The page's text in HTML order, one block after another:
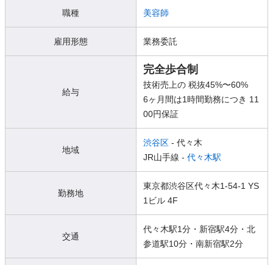
職種 美容師
雇用形態 業務委託
給与
完全歩合制
技術売上の 税抜45%〜60%
6ヶ月間は1時間勤務につき 11
00円保証
地域
渋谷区 - 代々木
JR山手線 - 代々木駅
勤務地
東京都渋谷区代々木1-54-1 YS
1ビル 4F
交通
代々木駅1分・新宿駅4分・北
参道駅10分・南新宿駅2分